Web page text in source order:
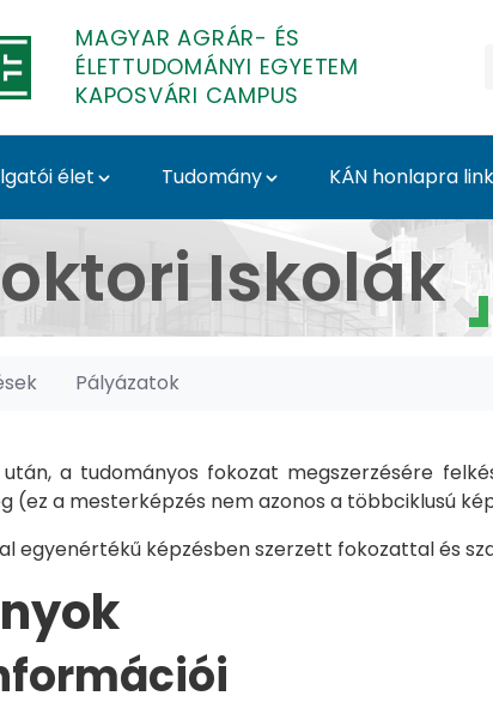
MAGYAR AGRÁR- ÉS
ÉLETTUDOMÁNYI EGYETEM
KAPOSVÁRI CAMPUS
élet Tudomány KÁN honlapra link
CampusIskolák
Pályázatok
a tudományos fokozat megszerzésére
a mesterképzés nem azonos a többciklusú
egyenértékű képzésben szerzett fokozattal és